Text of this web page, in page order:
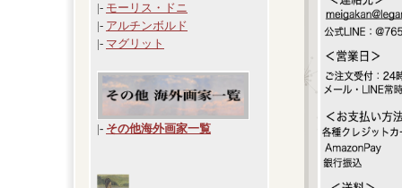
|- モーリス・ドニ
|- アルチンボルド
|- マグリット
|- その他海外画家一覧